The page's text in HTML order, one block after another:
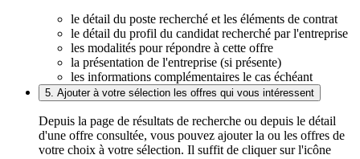
le détail du poste recherché et les éléments de contrat
le détail du profil du candidat recherché par l'entreprise
les modalités pour répondre à cette offre
la présentation de l'entreprise (si présente)
les informations complémentaires le cas échéant
5. Ajouter à votre sélection les offres qui vous intéressent
Depuis la page de résultats de recherche ou depuis le détail
d'une offre consultée, vous pouvez ajouter la ou les offres de
votre choix à votre sélection. Il suffit de cliquer sur l'icône